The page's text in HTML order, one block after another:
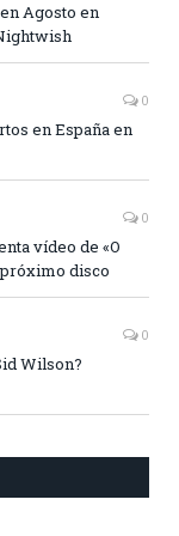
Agosto en
0
en España en
0
vídeo de «O
próximo disco
0
Wilson?